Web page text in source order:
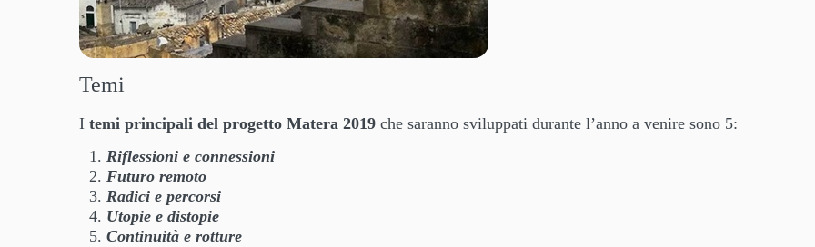
Temi
I temi principali del progetto Matera 2019 che saranno sviluppati durante l’anno a venire sono 5:
Riflessioni e connessioni
Futuro remoto
Radici e percorsi
Utopie e distopie
Continuità e rotture